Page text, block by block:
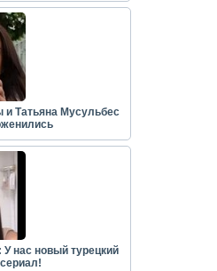
и Татьяна Мусульбес
нас новый турецкий
сериал!